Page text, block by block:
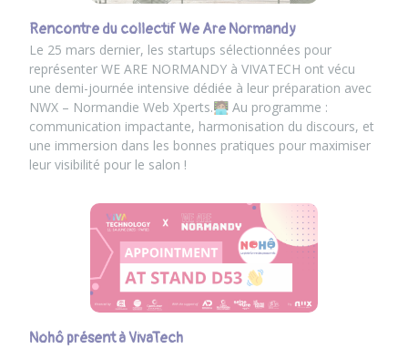
Rencontre du collectif We Are Normandy
Le 25 mars dernier, les startups sélectionnées pour
représenter WE ARE NORMANDY à VIVATECH ont vécu
une demi-journée intensive dédiée à leur préparation avec
NWX – Normandie Web Xperts.🧑🏽‍💻 Au programme :
communication impactante, harmonisation du discours, et
une immersion dans les bonnes pratiques pour maximiser
leur visibilité pour le salon !
Nohô présent à VivaTech